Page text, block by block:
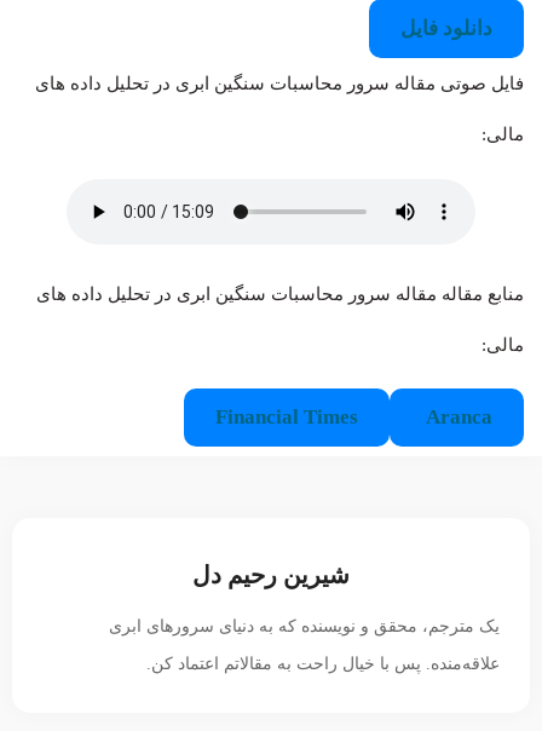
دانلود فایل
فایل صوتی مقاله سرور محاسبات سنگین ابری در تحلیل داده های
مالی:
منابع مقاله مقاله سرور محاسبات سنگین ابری در تحلیل داده های
مالی:
Aranca
Financial Times
شیرین رحیم دل
یک مترجم، محقق و نویسنده که به دنیای سرورهای ابری
علاقه‌منده. پس با خیال راحت به مقالاتم اعتماد کن.